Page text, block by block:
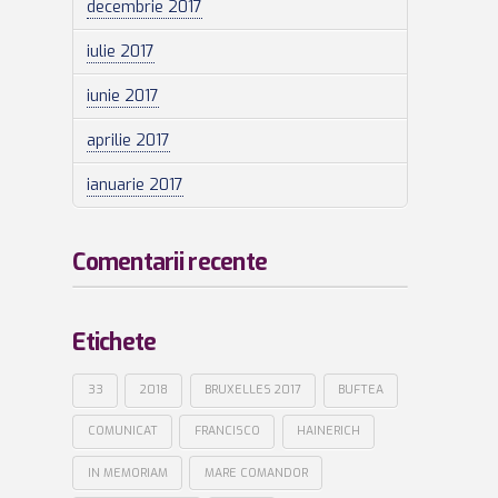
decembrie 2017
iulie 2017
iunie 2017
aprilie 2017
ianuarie 2017
Comentarii recente
Etichete
33 2018 BRUXELLES 2017 BUFTEA
COMUNICAT FRANCISCO HAINERICH
IN MEMORIAM MARE COMANDOR